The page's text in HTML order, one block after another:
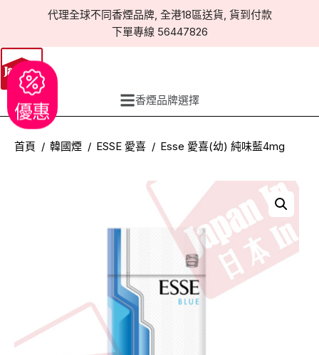
代理全球不同香煙品牌, 全港18區送貨, 貨到付款
下單專線 56447826
香煙品牌選擇
首頁 韓國煙 ESSE 愛喜 Esse 愛喜(幼) 純味藍4mg
優惠